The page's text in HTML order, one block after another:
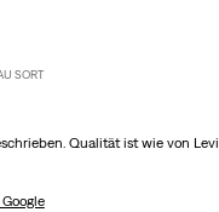
SORT
Qualität ist wie von